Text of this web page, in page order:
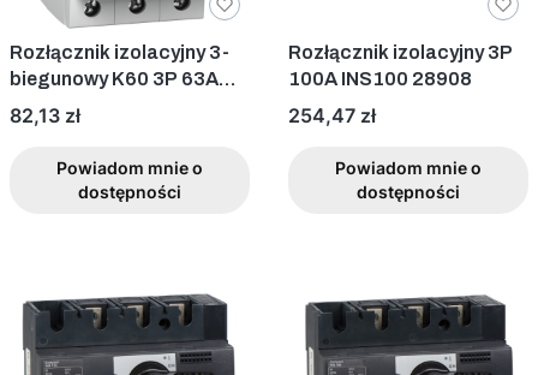
Rozłącznik izolacyjny 3-
biegunowy K60 3P 63A
A9S62363
Cena
82,13 zł
Powiadom mnie o
dostępności
Rozłącznik izolacyjny 3P
100A INS100 28908
Cena
254,47 zł
Powiadom mnie o
dostępności